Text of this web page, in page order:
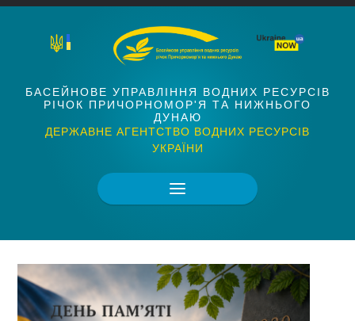
БАСЕЙНОВЕ УПРАВЛІННЯ ВОДНИХ РЕСУРСІВ
РІЧОК ПРИЧОРНОМОР'Я ТА НИЖНЬОГО
ДУНАЮ
ДЕРЖАВНЕ АГЕНТСТВО ВОДНИХ РЕСУРСІВ
УКРАЇНИ